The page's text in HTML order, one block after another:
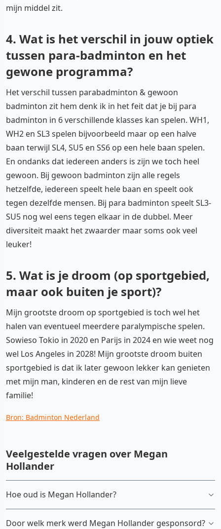
mijn middel zit.
4. Wat is het verschil in jouw optiek
tussen para-badminton en het
gewone programma?
Het verschil tussen parabadminton & gewoon
badminton zit hem denk ik in het feit dat je bij para
badminton in 6 verschillende klasses kan spelen. WH1,
WH2 en SL3 spelen bijvoorbeeld maar op een halve
baan terwijl SL4, SU5 en SS6 op een hele baan spelen.
En ondanks dat iedereen anders is zijn we toch heel
gewoon. Bij gewoon badminton zijn alle regels
hetzelfde, iedereen speelt hele baan en speelt ook
tegen dezelfde mensen. Bij para badminton speelt SL3-
SU5 nog wel eens tegen elkaar in de dubbel. Meer
diversiteit maakt het zwaarder maar soms ook veel
leuker!
5. Wat is je droom (op sportgebied,
maar ook buiten je sport)?
Mijn grootste droom op sportgebied is toch wel het
halen van eventueel meerdere paralympische spelen.
Sowieso Tokio in 2020 en Parijs in 2024 en wie weet nog
wel Los Angeles in 2028! Mijn grootste droom buiten
sportgebied is dat ik later gewoon lekker kan genieten
met mijn man, kinderen en de rest van mijn lieve
familie!
Bron: Badminton Nederland
Veelgestelde vragen over Megan
Hollander
Hoe oud is Megan Hollander?
Door welk merk werd Megan Hollander gesponsord?